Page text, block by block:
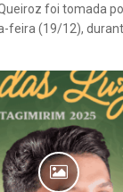
foi tomada
feira (19/12),